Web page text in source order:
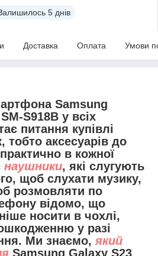
5 днів
Доставка Оплата Умови
Samsung
S918B у всіх
питання купівлі
тобто аксесуарів до
в кожної
наушники, які слугують
щоб слухати музику,
розмовляти по
відомо, що
носити в чохлі,
у разі
Ми знаємо, який
Samsung Galaxy S23